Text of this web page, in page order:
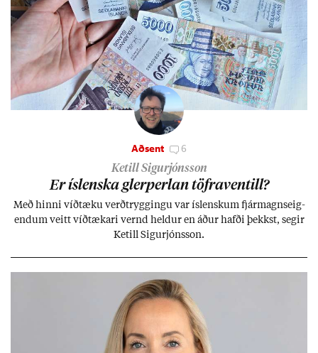
Aðsent 6
Ketill Sigurjónsson
Er ís­lenska glerperl­an töfra­ventill?
Með hinni víð­tæku verð­trygg­ingu var ís­lensk­um fjár­magns­eig­
end­um veitt víð­tæk­ari vernd held­ur en áð­ur hafði þekkst, seg­ir
Ketill Sig­ur­jóns­son.